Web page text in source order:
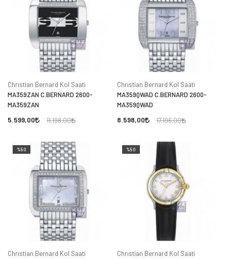
Chrıstian Bernard Kol Saati
MA359ZAN C.BERNARD 2600-
MA359ZAN
5.599,00 11.198,00
Chrıstian Bernard Kol Saati
MA359QWAD C.BERNARD 2600-
MA359QWAD
8.598,00 17.196,00
%50
Chrıstian Bernard Kol Saati
%50
Chrıstian Bernard Kol Saati